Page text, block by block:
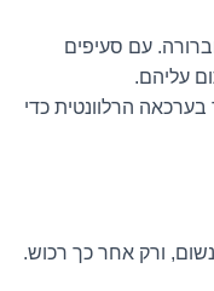
עם סעיפים
עליהם.
הרלוונטית כדי
ורק אחר כך רכוש.